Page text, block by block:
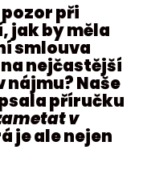
při
jak by měla
smlouva
nejčastější
nájmu? Naše
příručku
v
je ale nejen